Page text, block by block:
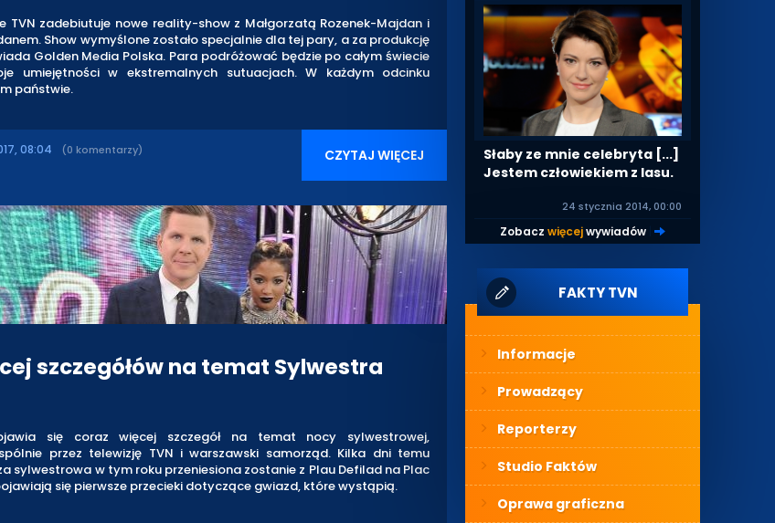
TVN zadebiutuje nowe reality-show z Małgorzatą Rozenek-Majdan i
Show wymyślone zostało specjalnie dla tej pary, a za produkcję
Golden Media Polska. Para podróżować będzie po całym świecie
umiejętności w ekstremalnych sutuacjach. W każdym odcinku
państwie.
08:04 (0 komentarzy) CZYTAJ WIĘCEJ
szczegółów na temat Sylwestra
się coraz więcej szczegół na temat nocy sylwestrowej,
przez telewizję TVN i warszawski samorząd. Kilka dni temu
sylwestrowa w tym roku przeniesiona zostanie z Plau Defilad na Plac
się pierwsze przecieki dotyczące gwiazd, które wystąpią.
Słaby ze mnie celebryta [...]
Jestem człowiekiem z lasu.
24 stycznia 2014, 00:00
Zobaczwięcejwywiadów |
FAKTY TVN
Informacje
Prowadzący
Reporterzy
Studio Faktów
Oprawa graficzna